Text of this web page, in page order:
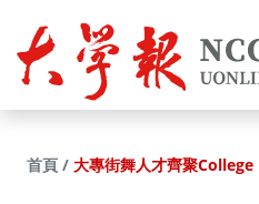
首頁
大專街舞人才齊聚